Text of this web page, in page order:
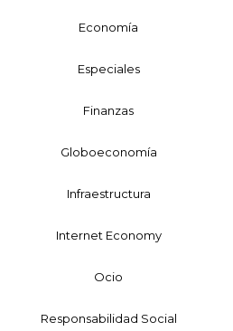
Economía
Especiales
Finanzas
Globoeconomía
Infraestructura
Internet Economy
Ocio
Responsabilidad Social